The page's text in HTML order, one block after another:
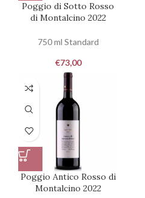
Poggio di Sotto Rosso
di Montalcino 2022
750 ml Standard
€73,00
Poggio Antico Rosso di
Montalcino 2022